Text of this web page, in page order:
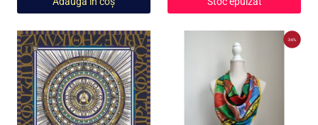
a
fost:
399,00 lei.
este:
299,00 lei.
a
fost:
349,00 lei.
este:
225,00
-36%